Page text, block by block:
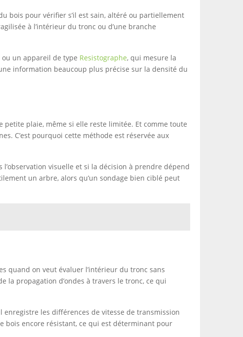
bois pour vérifier s’il est sain, altéré ou partiellement
à l’intérieur du tronc ou d’une branche
un appareil de type Resistographe, qui mesure la
information beaucoup plus précise sur la densité du
petite plaie, même si elle reste limitée. Et comme toute
C’est pourquoi cette méthode est réservée aux
visuelle et si la décision à prendre dépend
un arbre, alors qu’un sondage bien ciblé peut
quand on veut évaluer l’intérieur du tronc sans
la propagation d’ondes à travers le tronc, ce qui
enregistre les différences de vitesse de transmission
bois encore résistant, ce qui est déterminant pour